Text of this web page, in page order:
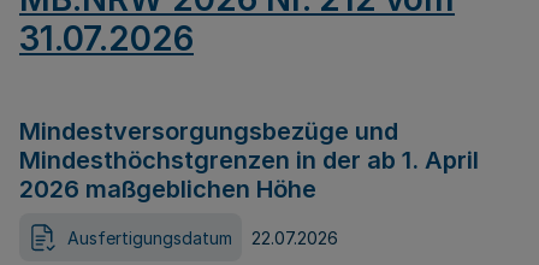
31.07.2026
Mindestversorgungsbezüge und
Mindesthöchstgrenzen in der ab 1. April
2026 maßgeblichen Höhe
Ausfertigungsdatum 22.07.2026